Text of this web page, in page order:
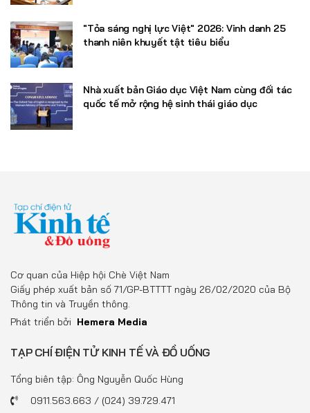
"Tỏa sáng nghị lực Việt" 2026: Vinh danh 25
thanh niên khuyết tật tiêu biểu
Nhà xuất bản Giáo dục Việt Nam cùng đối tác
quốc tế mở rộng hệ sinh thái giáo dục
Cơ quan của Hiệp hội Chè Việt Nam
Giấy phép xuất bản số 71/GP-BTTTT ngày 26/02/2020 của Bộ
Thông tin và Truyền thông.
Phát triển bởi Hemera Media
TẠP CHÍ ĐIỆN TỬ KINH TẾ VÀ ĐỒ UỐNG
Tổng biên tập: Ông Nguyễn Quốc Hùng
0911.563.663 / (024) 39.729.471